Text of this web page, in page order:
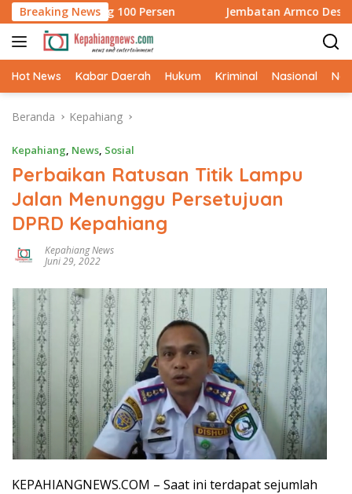
Langsung
ke
konten
Breaking News
100 Persen Jembatan Armco Desa Pahlawan
Hot News Kabar Daerah Hukum Kriminal Nasional
Beranda Kepahiang
Kepahiang, News, Sosial
Perbaikan Ratusan Titik Lampu
Jalan Menunggu Persetujuan
DPRD Kepahiang
Kepahiang News
Juni 29, 2022
KEPAHIANGNEWS.COM – Saat ini terdapat sejumlah